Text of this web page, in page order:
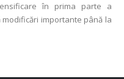
în prima parte a
importante până la